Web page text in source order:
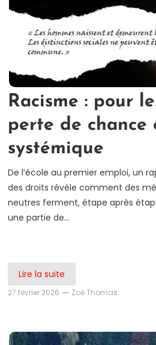
Racisme : pour
perte de chance
systémique
De l’école au premier emploi, un
des droits révèle comment des
neutres ferment, étape après
une partie de…
Lire la suite
27 février 2026 Zoé Thomas